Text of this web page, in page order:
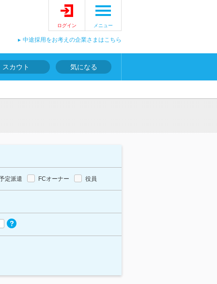
ログイン メニュー
中途採用をお考えの企業さまはこちら
スカウト 気になる
定派遣 FCオーナー 役員